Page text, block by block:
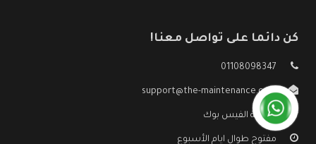
كن دائما على تواصل معنا!
01108098347
support@the-maintenance.com
صفحة الفيس بوك
مفتوح طوال ايام الأسبوع